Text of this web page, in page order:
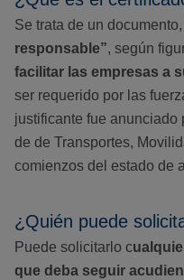
Se trata de un documento,
responsable”, según
facilitar las empresas a
ser requerido por las
justificante fue anunciado
de de Transportes,
comienzos del estado de
¿Quién puede
Puede solicitarlo c
que deba seguir